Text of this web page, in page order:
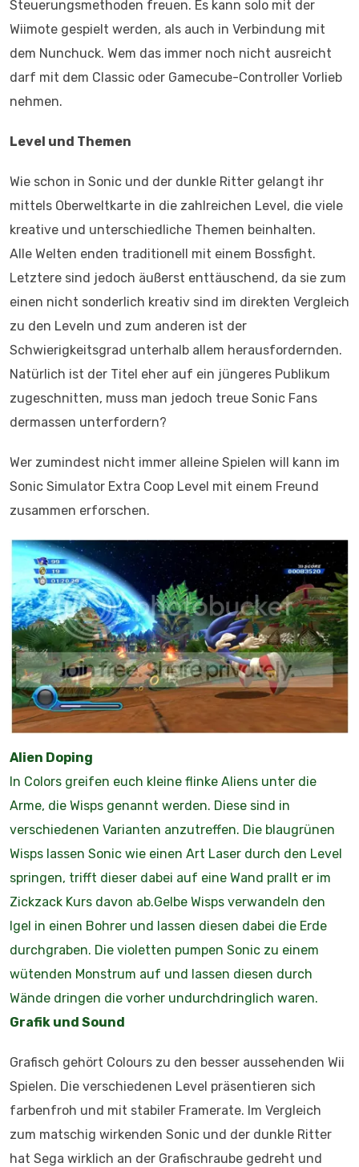
Steuerungsmethoden freuen. Es kann solo mit der
Wiimote gespielt werden, als auch in Verbindung mit
dem Nunchuck. Wem das immer noch nicht ausreicht
darf mit dem Classic oder Gamecube-Controller Vorlieb
nehmen.
Level und Themen
Wie schon in Sonic und der dunkle Ritter gelangt ihr
mittels Oberweltkarte in die zahlreichen Level, die viele
kreative und unterschiedliche Themen beinhalten.
Alle Welten enden traditionell mit einem Bossfight.
Letztere sind jedoch äußerst enttäuschend, da sie zum
einen nicht sonderlich kreativ sind im direkten Vergleich
zu den Leveln und zum anderen ist der
Schwierigkeitsgrad unterhalb allem herausfordernden.
Natürlich ist der Titel eher auf ein jüngeres Publikum
zugeschnitten, muss man jedoch treue Sonic Fans
dermassen unterfordern?
Wer zumindest nicht immer alleine Spielen will kann im
Sonic Simulator Extra Coop Level mit einem Freund
zusammen erforschen.
Alien Doping
In Colors greifen euch kleine flinke Aliens unter die
Arme, die Wisps genannt werden. Diese sind in
verschiedenen Varianten anzutreffen. Die blaugrünen
Wisps lassen Sonic wie einen Art Laser durch den Level
springen, trifft dieser dabei auf eine Wand prallt er im
Zickzack Kurs davon ab.Gelbe Wisps verwandeln den
Igel in einen Bohrer und lassen diesen dabei die Erde
durchgraben. Die violetten pumpen Sonic zu einem
wütenden Monstrum auf und lassen diesen durch
Wände dringen die vorher undurchdringlich waren.
Grafik und Sound
Grafisch gehört Colours zu den besser aussehenden Wii
Spielen. Die verschiedenen Level präsentieren sich
farbenfroh und mit stabiler Framerate. Im Vergleich
zum matschig wirkenden Sonic und der dunkle Ritter
hat Sega wirklich an der Grafischraube gedreht und